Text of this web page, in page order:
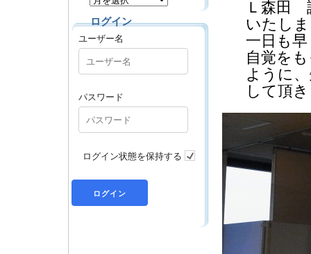
Ｌ森田
いたし
一日も
自覚を
ように
して頂
ログイン
ユーザー名
パスワード
ログイン状態を保持する